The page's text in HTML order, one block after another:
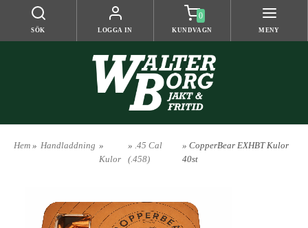
SÖK LOGGA IN
0
KUNDVAGN MENY
Hem » Handladdning »
Kulor
» .45 Cal
(.458)
» CopperBear EXHBT Kulor
40st